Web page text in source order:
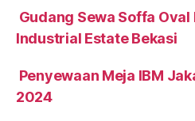
Gudang Sewa Soffa
Industrial Estate Bekasi
Penyewaan Meja IBM
2024